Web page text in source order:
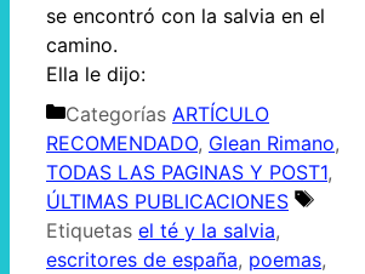
se encontró con la salvia en el
camino.
Ella le dijo:
Categorías ARTÍCULO
RECOMENDADO, Glean Rimano,
TODAS LAS PAGINAS Y POST1,
ÚLTIMAS PUBLICACIONES
Etiquetas el té y la salvia,
escritores de españa, poemas,